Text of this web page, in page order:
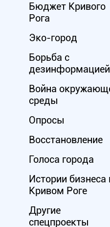
Бюджет Кривого
Рога
Эко-город
Борьба с
дезинформацией
Война
среды
Опросы
Восстановление
Голоса города
Истории бизнеса
Кривом Роге
Другие
спецпроекты